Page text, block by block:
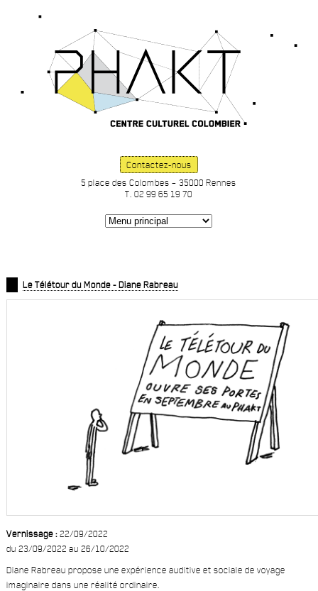
Contactez-nous
5 place des Colombes – 35000 Rennes
T. 02 99 65 19 70
Le Télétour du Monde - Diane Rabreau
Vernissage :22/09/2022
du 23/09/2022 au 26/10/2022
Diane Rabreau propose une expérience auditive et sociale de voyage
imaginaire dans une réalité ordinaire.